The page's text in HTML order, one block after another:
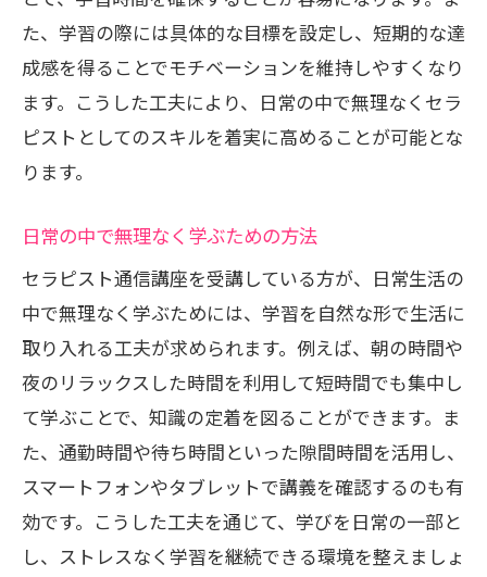
た、学習の際には具体的な目標を設定し、短期的な達
成感を得ることでモチベーションを維持しやすくなり
ます。こうした工夫により、日常の中で無理なくセラ
ピストとしてのスキルを着実に高めることが可能とな
ります。
日常の中で無理なく学ぶための方法
セラピスト通信講座を受講している方が、日常生活の
中で無理なく学ぶためには、学習を自然な形で生活に
取り入れる工夫が求められます。例えば、朝の時間や
夜のリラックスした時間を利用して短時間でも集中し
て学ぶことで、知識の定着を図ることができます。ま
た、通勤時間や待ち時間といった隙間時間を活用し、
スマートフォンやタブレットで講義を確認するのも有
効です。こうした工夫を通じて、学びを日常の一部と
し、ストレスなく学習を継続できる環境を整えましょ